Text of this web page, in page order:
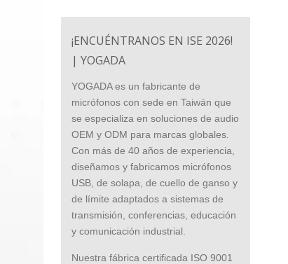
¡ENCUÉNTRANOS EN ISE 2026!
| YOGADA
YOGADA es un fabricante de
micrófonos con sede en Taiwán que
se especializa en soluciones de audio
OEM y ODM para marcas globales.
Con más de 40 años de experiencia,
diseñamos y fabricamos micrófonos
USB, de solapa, de cuello de ganso y
de límite adaptados a sistemas de
transmisión, conferencias, educación
y comunicación industrial.
Nuestra fábrica certificada ISO 9001